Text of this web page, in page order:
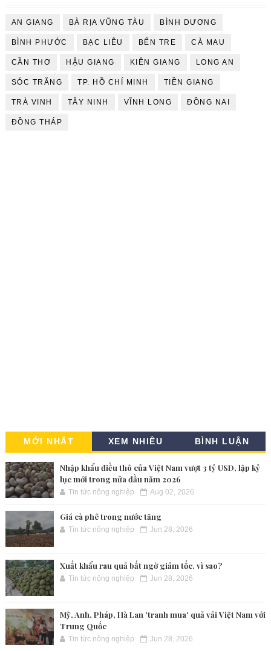
AN GIANG BÀ RỊA VŨNG TÀU BÌNH DƯƠNG
BÌNH PHƯỚC BẠC LIÊU BẾN TRE CÀ MAU
CẦN THƠ HẬU GIANG KIÊN GIANG LONG AN
SÓC TRĂNG TP. HỒ CHÍ MINH TIỀN GIANG
TRÀ VINH TÂY NINH VĨNH LONG ĐỒNG NAI
ĐỒNG THÁP
MỚI NHẤT XEM NHIỀU BÌNH LUẬN
Nhập khẩu điều thô của Việt Nam vượt 3 tỷ USD, lập kỷ
lục mới trong nửa đầu năm 2026
Tin tức nông nghiệp Aug 02, 2026
Giá cà phê trong nước tăng
Tin tức nông nghiệp Jun 28, 2026
Xuất khẩu rau quả bất ngờ giảm tốc, vì sao?
Tin tức nông nghiệp Jun 28, 2026
Mỹ, Anh, Pháp, Hà Lan 'tranh mua' quả vải Việt Nam với
Trung Quốc
Tin tức nông nghiệp Jun 28, 2026